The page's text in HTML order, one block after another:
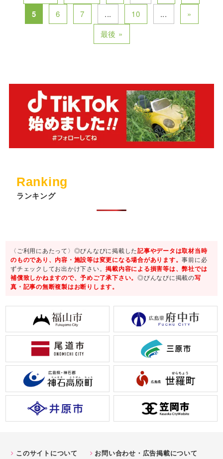
5 6 7 ... 10 ...
»
最後 »
Ranking
ランキング
〈ご利用にあたって〉◎びんなびに掲載した記事やデータは取材当時
のものであり、内容・施設等は変更になる場合があります。事前に必
ずチェックしてお出かけ下さい。掲載内容による損害等は、弊社では
補償致しかねますので、予めご了承下さい。◎びんなびに掲載の写
真・記事の無断複製はお断りします。
このサイトについて お問い合わせ・広告掲載について